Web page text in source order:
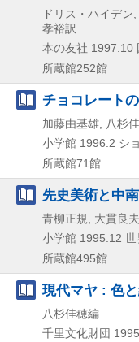
ドリス・ハイデ
孝裕訳
本の友社 1997.10
所蔵館252館
チョコレート
加藤由基雄, 八杉
小学館 1996.2 シ
所蔵館71館
先史美術と中
青柳正規, 大貫良
小学館 1995.12 世
所蔵館495館
現代マヤ : 色
八杉佳穂編
千里文化財団